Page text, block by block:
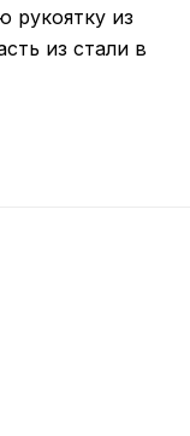
рукоятку из
из стали в